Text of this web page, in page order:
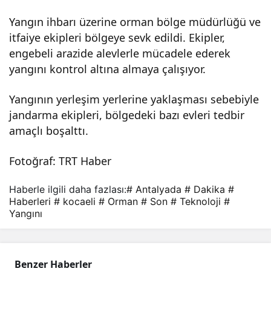
Yangın ihbarı üzerine orman bölge müdürlüğü ve
itfaiye ekipleri bölgeye sevk edildi. Ekipler,
engebeli arazide alevlerle mücadele ederek
yangını kontrol altına almaya çalışıyor.
Yangının yerleşim yerlerine yaklaşması sebebiyle
jandarma ekipleri, bölgedeki bazı evleri tedbir
amaçlı boşalttı.
Fotoğraf: TRT Haber
gını
–
Daki
Hab
erler
Haberle ilgili daha fazlası:# Antalyada # Dakika #
Haberleri # kocaeli # Orman # Son # Teknoloji #
Yangını
Benzer Haberler